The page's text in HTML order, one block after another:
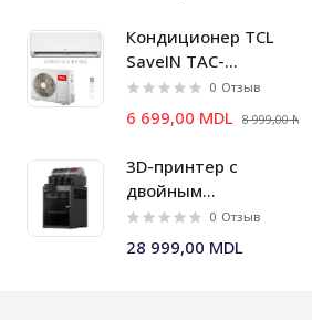
Кондиционер TCL
SaveIN TAC-
09CHSD/ZG11I Inverter
wi-fi
0 Отзыв
6 699,00 MDL 8 999,00 MDL
3D-принтер с
двойным
экструдером и
многоматериальной
0 Отзыв
28 999,00 MDL